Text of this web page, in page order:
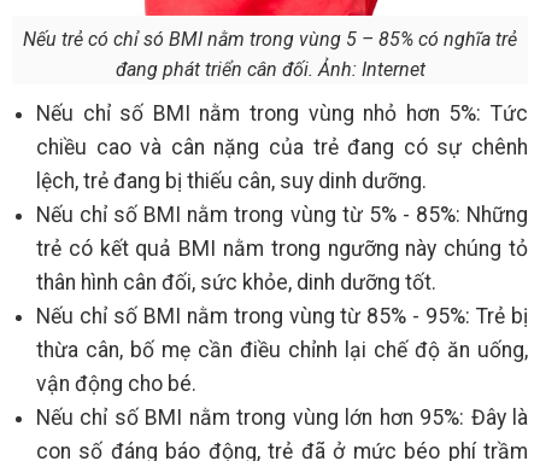
Nếu trẻ có chỉ só BMI nằm trong vùng 5 – 85% có nghĩa trẻ
đang phát triển cân đối. Ảnh: Internet
Nếu chỉ số BMI nằm trong vùng nhỏ hơn 5%: Tức
chiều cao và cân nặng của trẻ đang có sự chênh
lệch, trẻ đang bị thiếu cân, suy dinh dưỡng.
Nếu chỉ số BMI nằm trong vùng từ 5% - 85%: Những
trẻ có kết quả BMI nằm trong ngưỡng này chúng tỏ
thân hình cân đối, sức khỏe, dinh dưỡng tốt.
Nếu chỉ số BMI nằm trong vùng từ 85% - 95%: Trẻ bị
thừa cân, bố mẹ cần điều chỉnh lại chế độ ăn uống,
vận động cho bé.
Nếu chỉ số BMI nằm trong vùng lớn hơn 95%: Đây là
con số đáng báo động, trẻ đã ở mức béo phí trầm